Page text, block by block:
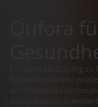
Qufora
Erhalten Sie Zugang
Erkenntnisse und
ein effektives
eine